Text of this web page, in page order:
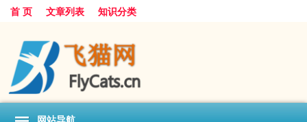
首 页 文章列表 知识分类
网站导航